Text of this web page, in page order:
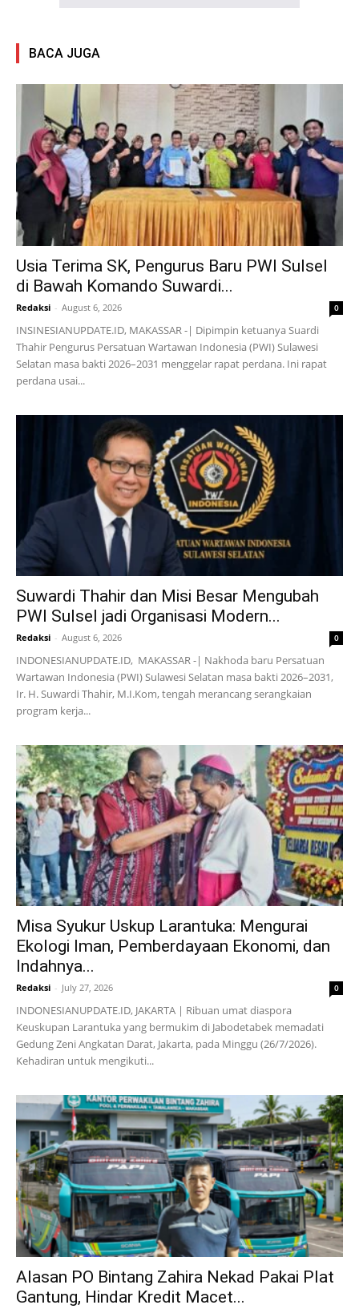
BACA JUGA
Usia Terima SK, Pengurus Baru PWI Sulsel
di Bawah Komando Suwardi...
Redaksi - August 6, 2026 0
INSINESIANUPDATE.ID, MAKASSAR -| Dipimpin ketuanya Suardi
Thahir Pengurus Persatuan Wartawan Indonesia (PWI) Sulawesi
Selatan masa bakti 2026–2031 menggelar rapat perdana. Ini rapat
perdana usai...
Suwardi Thahir dan Misi Besar Mengubah
PWI Sulsel jadi Organisasi Modern...
Redaksi - August 6, 2026 0
INDONESIANUPDATE.ID, MAKASSAR -| Nakhoda baru Persatuan
Wartawan Indonesia (PWI) Sulawesi Selatan masa bakti 2026–2031,
Ir. H. Suwardi Thahir, M.I.Kom, tengah merancang serangkaian
program kerja...
Misa Syukur Uskup Larantuka: Mengurai
Ekologi Iman, Pemberdayaan Ekonomi, dan
Indahnya...
Redaksi - July 27, 2026 0
INDONESIANUPDATE.ID, JAKARTA | Ribuan umat diaspora
Keuskupan Larantuka yang bermukim di Jabodetabek memadati
Gedung Zeni Angkatan Darat, Jakarta, pada Minggu (26/7/2026).
Kehadiran untuk mengikuti...
Alasan PO Bintang Zahira Nekad Pakai Plat
Gantung, Hindar Kredit Macet...